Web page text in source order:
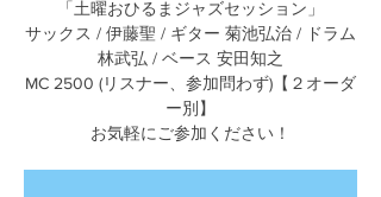
「土曜おひるまジャズセッション」
サックス / 伊藤聖 / ギター 菊池弘治 / ドラム
林武弘 / ベース 安田知之
MC 2500 (リスナー、参加問わず)【２オーダ
ー別】
お気軽にご参加ください！